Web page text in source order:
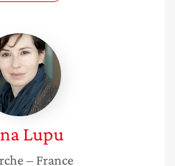
Ioana
Lupu
Lupu
– France